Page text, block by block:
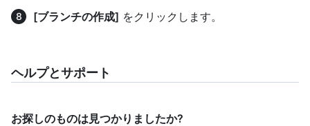
[ブランチの作成] をクリックします。
ヘルプとサポート
お探しのものは見つかりましたか?